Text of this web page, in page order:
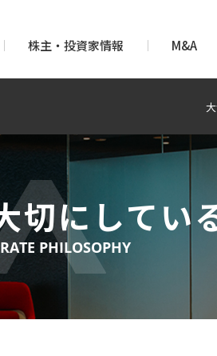
株主・投資家情報 M&A
切にしてい
PHILOSOPHY